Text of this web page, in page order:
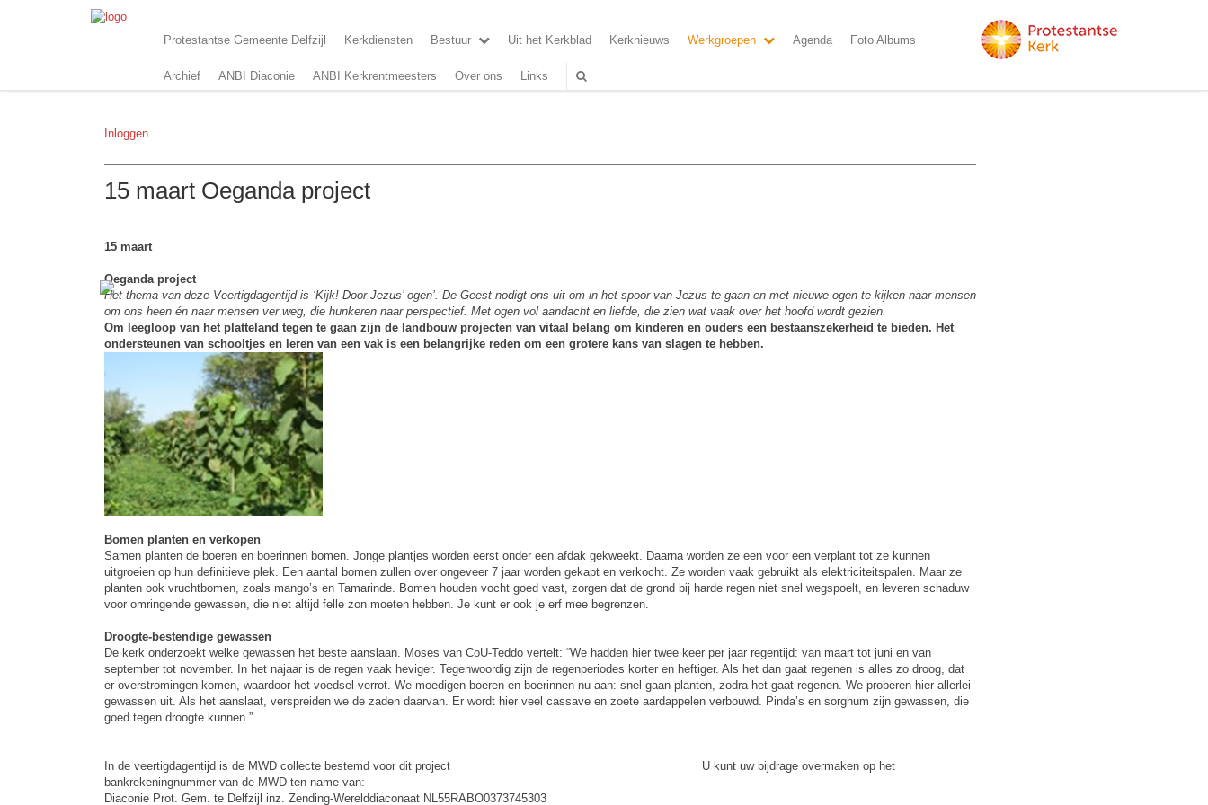
Protestantse Gemeente Delfzijl Kerkdiensten Bestuur Uit het Kerkblad Kerknieuws Werkgroepen Agenda Foto Albums
Archief ANBI Diaconie ANBI Kerkrentmeesters Over ons Links
Inloggen
15 maart Oeganda project
15 maart
Oeganda project
Het thema van deze Veertigdagentijd is ‘Kijk! Door Jezus’ ogen’. De Geest nodigt ons uit om in het spoor van Jezus te gaan en met nieuwe ogen te kijken naar mensen
om ons heen én naar mensen ver weg, die hunkeren naar perspectief. Met ogen vol aandacht en liefde, die zien wat vaak over het hoofd wordt gezien.
Om leegloop van het platteland tegen te gaan zijn de landbouw projecten van vitaal belang om kinderen en ouders een bestaanszekerheid te bieden. Het
ondersteunen van schooltjes en leren van een vak is een belangrijke reden om een grotere kans van slagen te hebben.
Bomen planten en verkopen
Samen planten de boeren en boerinnen bomen. Jonge plantjes worden eerst onder een afdak gekweekt. Daarna worden ze een voor een verplant tot ze kunnen
uitgroeien op hun definitieve plek. Een aantal bomen zullen over ongeveer 7 jaar worden gekapt en verkocht. Ze worden vaak gebruikt als elektriciteitspalen. Maar ze
planten ook vruchtbomen, zoals mango’s en Tamarinde. Bomen houden vocht goed vast, zorgen dat de grond bij harde regen niet snel wegspoelt, en leveren schaduw
voor omringende gewassen, die niet altijd felle zon moeten hebben. Je kunt er ook je erf mee begrenzen.
Droogte-bestendige gewassen
De kerk onderzoekt welke gewassen het beste aanslaan. Moses van CoU-Teddo vertelt: “We hadden hier twee keer per jaar regentijd: van maart tot juni en van
september tot november. In het najaar is de regen vaak heviger. Tegenwoordig zijn de regenperiodes korter en heftiger. Als het dan gaat regenen is alles zo droog, dat
er overstromingen komen, waardoor het voedsel verrot. We moedigen boeren en boerinnen nu aan: snel gaan planten, zodra het gaat regenen. We proberen hier allerlei
gewassen uit. Als het aanslaat, verspreiden we de zaden daarvan. Er wordt hier veel cassave en zoete aardappelen verbouwd. Pinda’s en sorghum zijn gewassen, die
goed tegen droogte kunnen.”
In de veertigdagentijd is de MWD collecte bestemd voor dit project U kunt uw bijdrage overmaken op het
bankrekeningnummer van de MWD ten name van:
Diaconie Prot. Gem. te Delfzijl inz. Zending-Werelddiaconaat NL55RABO0373745303